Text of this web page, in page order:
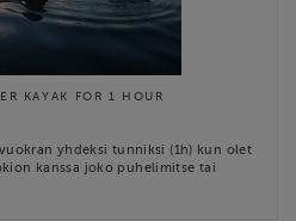
KAYAK FOR 1 HOUR
yhdeksi tunniksi (1h) kun olet
kanssa joko puhelimitse tai